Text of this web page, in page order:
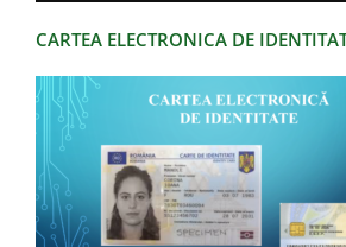
CARTEA ELECTRONICA DE